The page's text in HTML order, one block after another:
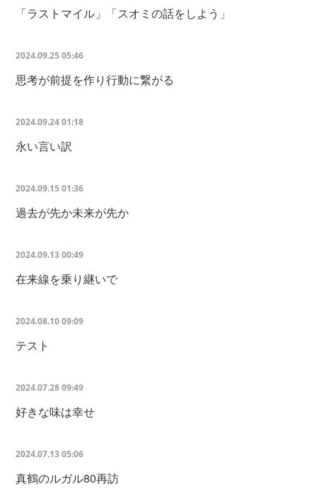
「ラストマイル」「スオミの話をしよう」
2024.09.25 05:46
思考が前提を作り行動に繋がる
2024.09.24 01:18
永い言い訳
2024.09.15 01:36
過去が先か未来が先か
2024.09.13 00:49
在来線を乗り継いで
2024.08.10 09:09
テスト
2024.07.28 09:49
好きな味は幸せ
2024.07.13 05:06
真鶴のルガル80再訪